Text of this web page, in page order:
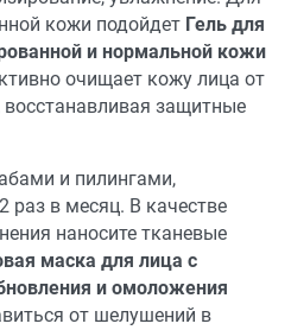
кожи подойдет Гель для
и нормальной кожи
очищает кожу лица от
защитные
и пилингами,
раз в месяц. В качестве
наносите тканевые
маска для лица с
и омоложения
от шелушений в